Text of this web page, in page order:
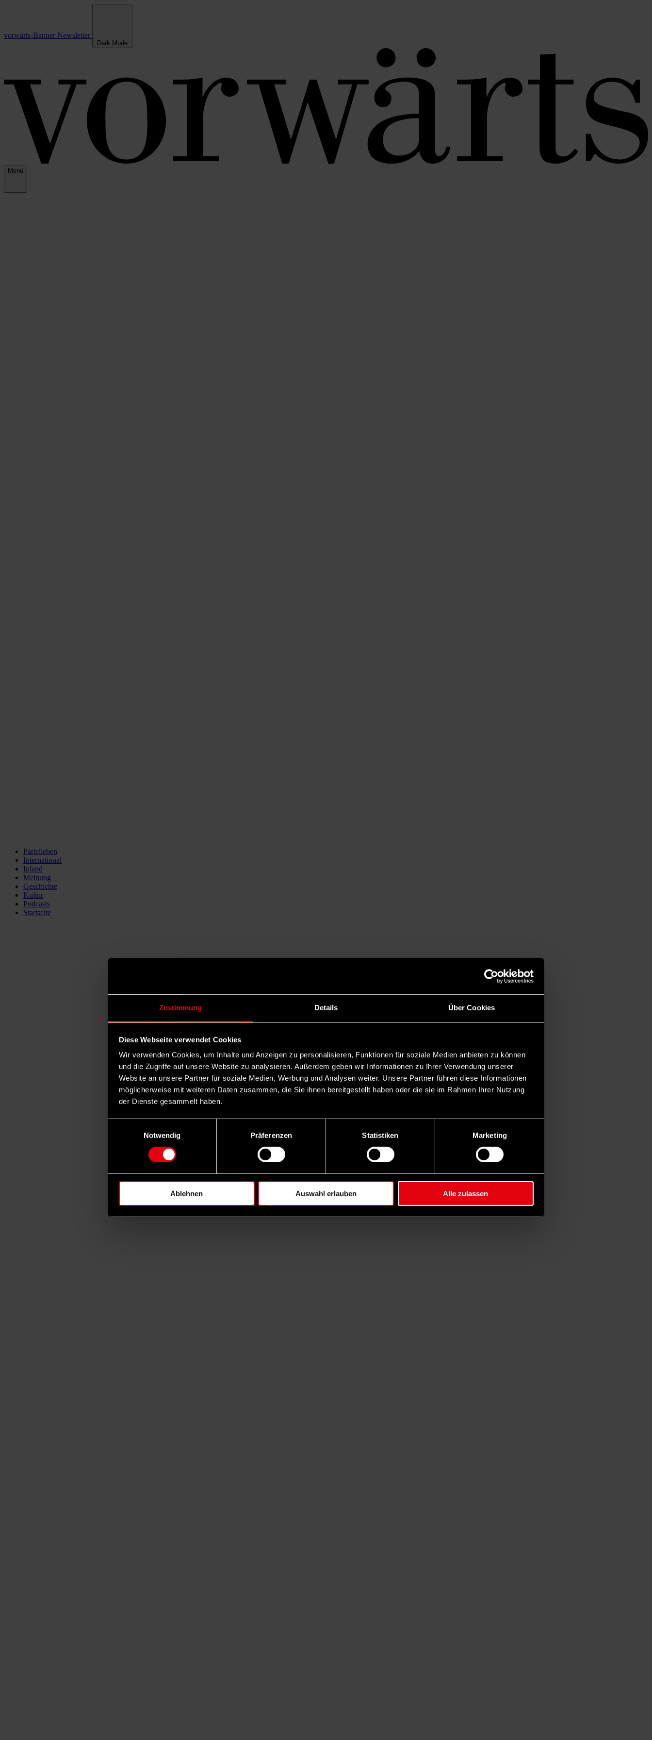
Zustimmung Details Über Cookies
Diese Webseite verwendet Cookies
Wir verwenden Cookies, um Inhalte und Anzeigen zu personalisieren, Funktionen für soziale Medien anbieten zu können
und die Zugriffe auf unsere Website zu analysieren. Außerdem geben wir Informationen zu Ihrer Verwendung unserer
Website an unsere Partner für soziale Medien, Werbung und Analysen weiter. Unsere Partner führen diese Informationen
möglicherweise mit weiteren Daten zusammen, die Sie ihnen bereitgestellt haben oder die sie im Rahmen Ihrer Nutzung
der Dienste gesammelt haben.
Notwendig
Präferenzen Statistiken Marketing
Ablehnen Auswahl erlauben Alle zulassen
vorwärts-Banner Newsletter
Dark Mode
Menü
Parteileben
International
Inland
Meinung
Geschichte
Kultur
Podcasts
Startseite